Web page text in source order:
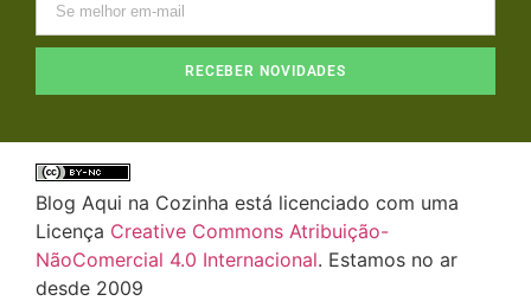
RECEBER NOVIDADES
Blog Aqui na Cozinha está licenciado com uma
Licença Creative Commons Atribuição-
NãoComercial 4.0 Internacional. Estamos no ar
desde 2009